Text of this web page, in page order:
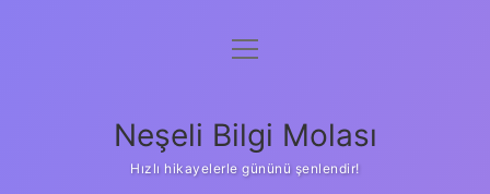
Anasayfa
Yasal Uyarı
menüyü
Neşeli Bilgi Molası
Hızlı hikayelerle gününü şenlendir!